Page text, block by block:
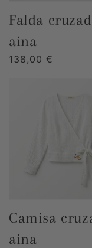
falda cruzada
aina
Precio
138,00 €
camisa cruzada
aina